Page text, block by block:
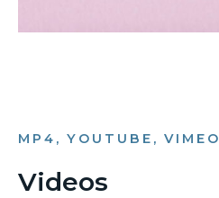
MP4, YOUTUBE, VIMEO
Videos